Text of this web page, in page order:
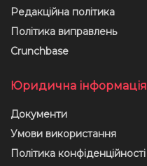
Редакційна політика
Політика виправлень
Crunchbase
Юридична інформація
Документи
Умови використання
Політика конфіденційності